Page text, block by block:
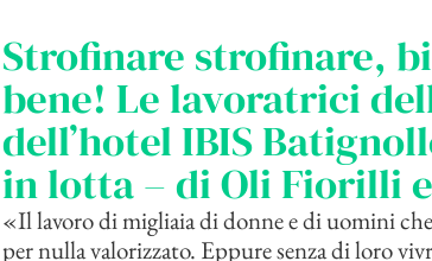
Strofinare strofinare,
bene! Le lavoratrici
dell’hotel IBIS
in lotta – di Oli Fiorilli
«Il lavoro di migliaia di donne e di uomini
per nulla valorizzato. Eppure senza di loro